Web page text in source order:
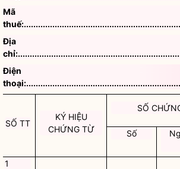
Mã
Địa
Điện
SỐ TT
KÝ HIỆU
CHỨNG TỪ
SỐ
Số
1